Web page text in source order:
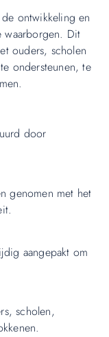
ontwikkeling en
waarborgen. Dit
ouders, scholen
ondersteunen, te
door
genomen met het
aangepakt om
scholen,